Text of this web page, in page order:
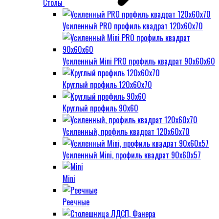
Столы
Усиленный PRO профиль квадрат 120х60х70
Усиленный Mini PRO профиль квадрат 90х60х60
Круглый профиль 120х60х70
Круглый профиль 90х60
Усиленный, профиль квадрат 120х60х70
Усиленный Mini, профиль квадрат 90х60х57
Mini
Реечные